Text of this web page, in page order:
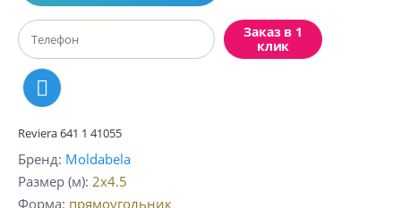
Заказ в 1
клик
Reviera 641 1 41055
Бренд Moldabela
Размер (м) 2x4.5
Форма прямоугольник